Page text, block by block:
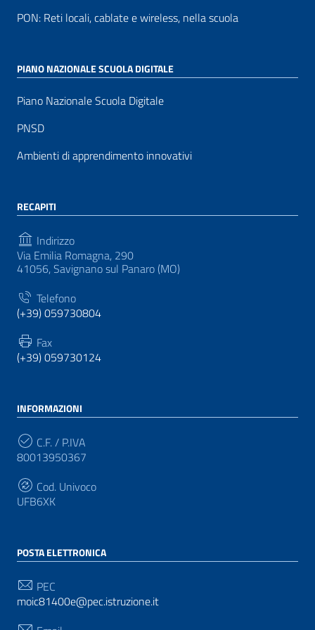
PON: Reti locali, cablate e wireless, nella scuola
PIANO NAZIONALE SCUOLA DIGITALE
Piano Nazionale Scuola Digitale
PNSD
Ambienti di apprendimento innovativi
RECAPITI
Indirizzo
Via Emilia Romagna, 290
41056, Savignano sul Panaro (MO)
Telefono
(+39) 059730804
Fax
(+39) 059730124
INFORMAZIONI
C.F. / P.IVA
80013950367
Cod. Univoco
UFB6XK
POSTA ELETTRONICA
PEC
moic81400e@pec.istruzione.it